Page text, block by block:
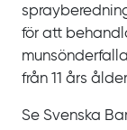
för att
från 11 års
Se Svenska